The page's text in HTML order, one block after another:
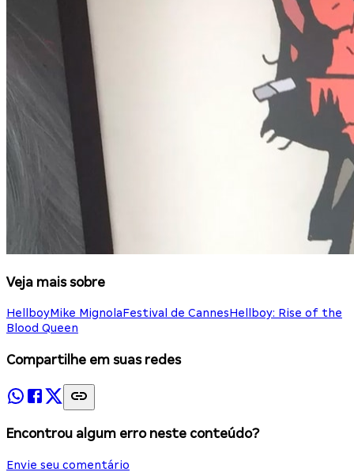
Veja mais sobre
HellboyMike MignolaFestival de CannesHellboy: Rise of the
Blood Queen
Compartilhe em suas redes
Encontrou algum erro neste conteúdo?
Envie seu comentário